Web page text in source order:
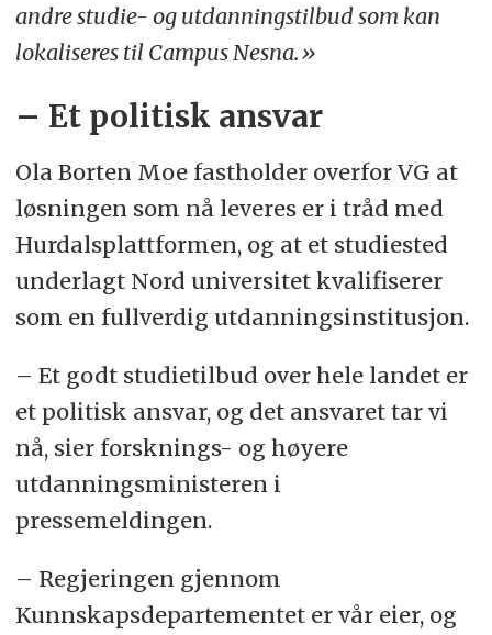
andre studie- og utdanningstilbud som kan
lokaliseres til Campus Nesna.»
– Et politisk ansvar
Ola Borten Moe fastholder overfor VG at
løsningen som nå leveres er i tråd med
Hurdalsplattformen, og at et studiested
underlagt Nord universitet kvalifiserer
som en fullverdig utdanningsinstitusjon.
– Et godt studietilbud over hele landet er
et politisk ansvar, og det ansvaret tar vi
nå, sier forsknings- og høyere
utdanningsministeren i
pressemeldingen.
– Regjeringen gjennom
Kunnskapsdepartementet er vår eier, og